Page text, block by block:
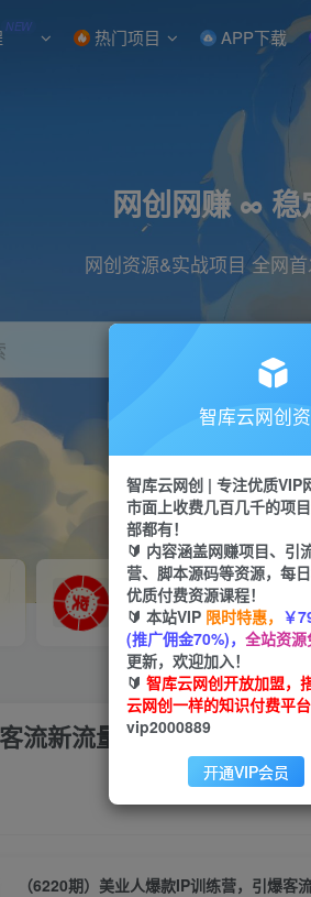
NEW 热门项目 APP下载
网创网赚 ∞ 稳
网创资源&实战项目 全网
直播 小红
VIP推广
70%分佣
会员专属推广链接
流新流量（17节视频课）
（6220期）美业人爆款IP训练营，引爆客
智库云网创
智库云网创 | 专注优质VIP
市面上收费几百几千的项
部都有！
🔰 内容涵盖网赚项目、引
营、脚本源码等资源，每
优质付费资源课程！
🔰 本站VIP 限时特惠， ￥
(推广佣金70%)， 全站资源
更新，欢迎加入！
🔰 智库云网创开放加盟，
云网创一样的知识付费平台
vip2000889
开通VIP会员